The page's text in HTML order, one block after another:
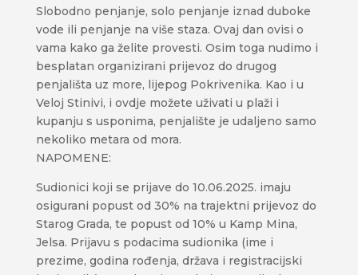
Slobodno penjanje, solo penjanje iznad duboke
vode ili penjanje na više staza. Ovaj dan ovisi o
vama kako ga želite provesti. Osim toga nudimo i
besplatan organizirani prijevoz do drugog
penjališta uz more, lijepog Pokrivenika. Kao i u
Veloj Stinivi, i ovdje možete uživati u plaži i
kupanju s usponima, penjalište je udaljeno samo
nekoliko metara od mora.
NAPOMENE:
Sudionici koji se prijave do 10.06.2025. imaju
osigurani popust od 30% na trajektni prijevoz do
Starog Grada, te popust od 10% u Kamp Mina,
Jelsa. Prijavu s podacima sudionika (ime i
prezime, godina rođenja, država i registracijski